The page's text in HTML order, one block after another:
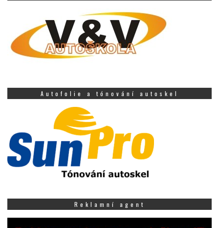
Autofolie a tónování autoskel
Reklamní agent